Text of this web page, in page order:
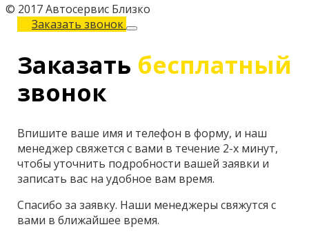
© 2017 Автосервис Близко
Заказать звонок
Заказать бесплатный
звонок
Впишите ваше имя и телефон в форму, и наш
менеджер свяжется с вами в течение 2-х минут,
чтобы уточнить подробности вашей заявки и
записать вас на удобное вам время.
Спасибо за заявку. Наши менеджеры свяжутся с
вами в ближайшее время.